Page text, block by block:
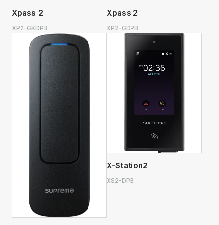
Xpass 2
XP2-GKDPB
Xpass 2
XP2-GDPB
X-Station2
XS2-DPB